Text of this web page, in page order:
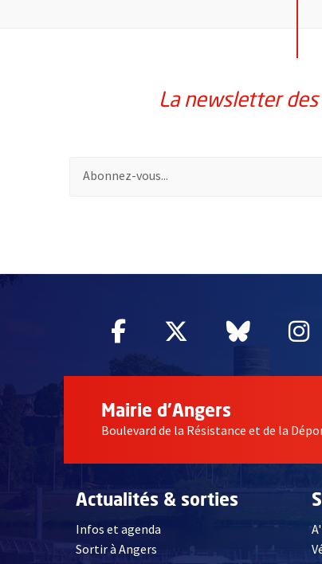
La newsletter
Pour vous inscrire à la lettre d'information
Facebook
, Ouvre une
Twitter
, Ouvre une
Bluesky
, ,
Mairie d'Angers
Boulevard de la Résistance et de la
Actualités & sorties
Infos et agenda
Sortir à Angers